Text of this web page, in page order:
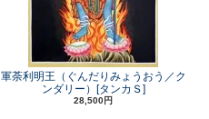
軍荼利明王（ぐんだりみょうおう／ク
ンダリー）[タンカＳ]
28,500円